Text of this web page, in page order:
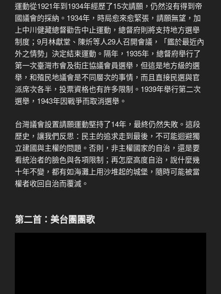
運動從1921年到1934年經歷了15次請願，仍然沒有得到帝
國議會的採納。1934年，時局愈來愈緊張，請願無望，加
上中川健藏總督勸告中止運動，總督府則將支持地方選舉
制度；9月林獻堂、陳炘等人29人召開會議，「鑑於最近內
外之情勢」決定結束運動。隔年，1935年，總督府舉行了
第一次臺灣市會及街庄協議會員選舉，但這是地方級的選
舉，和殖民地議會是不同層次的事情，而且直接民選與官
派席次各半，投票資格也有許多限制。1939年舉行第二次
選舉，1943年因戰爭而取消選舉。
台灣議會設置請願運動堅持了14年，最終仍然失敗。這段
歷史，讓我們反思：民主的追求走到最後，不可能迴避獨
立建國與主權的問題。否則，非主權國家的自治，還是要
看統治者的臉色與各項限制；再怎麼高度自治，說什麼幾
十年不變，都有如海灘上用沙堆起的城堡，隨時可能被當
權者收回自治而覆滅。
第二首：美台團團歌